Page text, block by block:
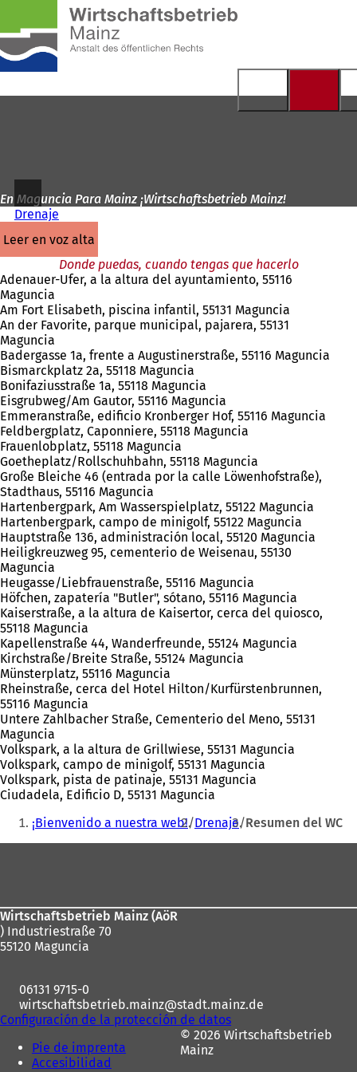
Saltar al contenido
página
de
inicio
En Maguncia Para Mainz ¡Wirtschaftsbetrieb Mainz!
Drenaje
leer en voz alta
Donde puedas, cuando tengas que hacerlo
Adenauer-Ufer, a la altura del ayuntamiento, 55116
Maguncia
Am Fort Elisabeth, piscina infantil, 55131 Maguncia
An der Favorite, parque municipal, pajarera, 55131
Maguncia
Badergasse 1a, frente a Augustinerstraße, 55116 Maguncia
Bismarckplatz 2a, 55118 Maguncia
Bonifaziusstraße 1a, 55118 Maguncia
Eisgrubweg/Am Gautor, 55116 Maguncia
Emmeranstraße, edificio Kronberger Hof, 55116 Maguncia
Feldbergplatz, Caponniere, 55118 Maguncia
Frauenlobplatz, 55118 Maguncia
Goetheplatz/Rollschuhbahn, 55118 Maguncia
Große Bleiche 46 (entrada por la calle Löwenhofstraße),
Stadthaus, 55116 Maguncia
Hartenbergpark, Am Wasserspielplatz, 55122 Maguncia
Hartenbergpark, campo de minigolf, 55122 Maguncia
Hauptstraße 136, administración local, 55120 Maguncia
Heiligkreuzweg 95, cementerio de Weisenau, 55130
Maguncia
Heugasse/Liebfrauenstraße, 55116 Maguncia
Höfchen, zapatería "Butler", sótano, 55116 Maguncia
Kaiserstraße, a la altura de Kaisertor, cerca del quiosco,
55118 Maguncia
Kapellenstraße 44, Wanderfreunde, 55124 Maguncia
Kirchstraße/Breite Straße, 55124 Maguncia
Münsterplatz, 55116 Maguncia
Rheinstraße, cerca del Hotel Hilton/Kurfürstenbrunnen,
55116 Maguncia
Untere Zahlbacher Straße, Cementerio del Meno, 55131
Maguncia
Volkspark, a la altura de Grillwiese, 55131 Maguncia
Volkspark, campo de minigolf, 55131 Maguncia
Volkspark, pista de patinaje, 55131 Maguncia
Ciudadela, Edificio D, 55131 Maguncia
Estás
aquí:
¡Bienvenido a nuestra web! Drenaje Resumen del WC
pies
Wirtschaftsbetrieb Mainz (AöR
) Industriestraße 70
55120 Maguncia
06131 9715-0
wirtschaftsbetrieb.mainz
stadt.mainz de
Configuración de la protección de datos
Pie de imprenta
Accesibilidad
© 2026 Wirtschaftsbetrieb
Mainz